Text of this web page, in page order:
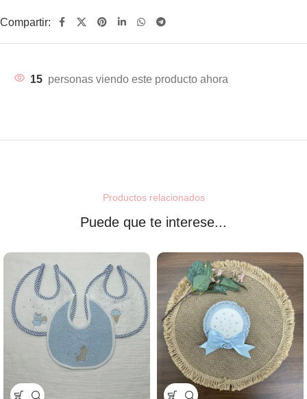
Compartir:
15 personas viendo este producto ahora
Productos relacionados
Puede que te interese...